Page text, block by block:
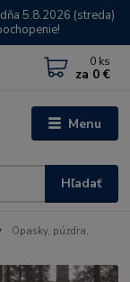
5.8.2026 (streda)
Menu
Hľadať
0 ks
za 0 €
Opasky, púzdra,